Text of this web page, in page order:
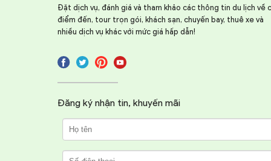
Đặt dịch vụ, đánh giá và tham khảo các thông tin du lịch về
điểm đến, tour trọn gói, khách sạn, chuyến bay, thuê xe và
nhiều dịch vụ khác với mức giá hấp dẫn!
Đăng ký nhận tin, khuyến mãi